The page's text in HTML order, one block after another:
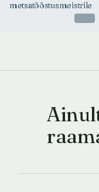
metsatööstusmeistrile